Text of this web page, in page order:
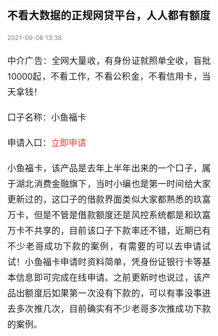
不看大数据的正规网贷平台，人人都有额度
2021-09-08 13:38
中介广告：全网大量收，有身份证就照单全收，盲批
10000起，不看工作，不看公积金，不看信用卡，当
天拿钱！
口子名称：小鱼福卡
申请入口： 立即申请
小鱼福卡，该产品是去年上半年出来的一个口子，属
于湖北消费金融旗下，当时小编也是第一时间给大家
更新过的，这口子的借款界面类似大家都熟悉的玖富
万卡，但是不管是借款额度还是风控系统都是和玖富
万卡不共享的，目前该口子下款率还不错，近期已有
不少老哥成功下款的案例，有需要的可以去申请试
试！小鱼福卡申请时资料简单，凭身份证银行卡等基
本信息即可完成在线申请。之前更新时也说过，该产
品出额度后如果第一次没有下款的，可以有事没事进
去多次推几次，目前确实有不少老哥多次推成功下款
的案例。